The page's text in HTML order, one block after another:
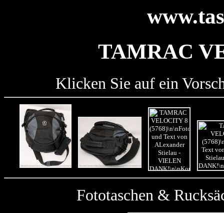
TAMRAC
Klicken Sie auf ein
Fototaschen &